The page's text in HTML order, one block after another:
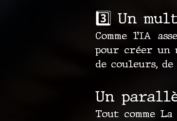
3️⃣ Un
Comme l’IA
pour créer un
de couleurs,
Un
Tout comme